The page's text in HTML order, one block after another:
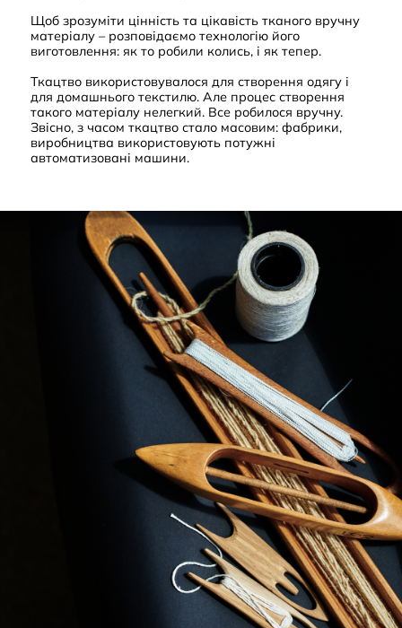
Щоб зрозуміти цінність та цікавість тканого вручну
матеріалу – розповідаємо технологію його
виготовлення: як то робили колись, і як тепер.
Ткацтво використовувалося для створення одягу і
для домашнього текстилю. Але процес створення
такого матеріалу нелегкий. Все робилося вручну.
Звісно, з часом ткацтво стало масовим: фабрики,
виробництва використовують потужні
автоматизовані машини.